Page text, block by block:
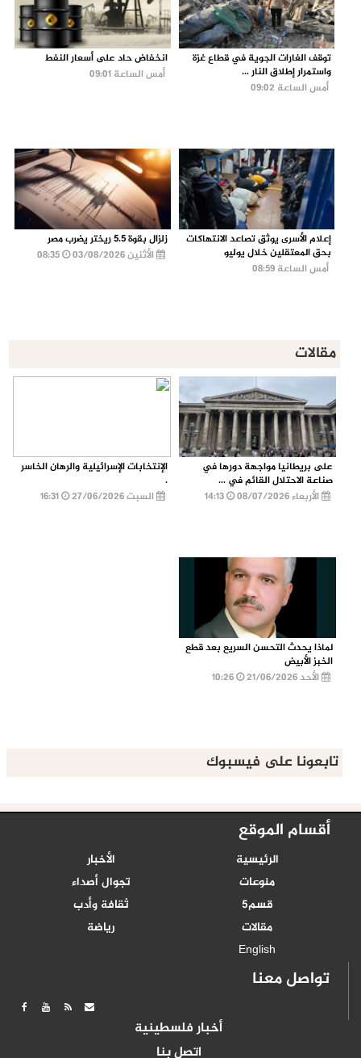
توقف الغارات الجوية في قطاع غزة
واستمرار إطلاق النار ...
أمس الساعة 09:02
انخفاض حاد على أسعار النفط
أمس الساعة 09:01
إعلام الأسرى يوثق تصاعد الانتهاكات
بحق المعتقلين خلال يوليو
أمس الساعة 08:59
زلزال بقوة 5.5 ريختر يضرب مصر
الأثنين 03/08/2026
08:35
مقالات
على بريطانيا مواجهة دورها في
صناعة الاحتلال القائم في ...
الأربعاء 08/07/2026
الإنتخابات الإسرائيلية والرهان الخاسر
.
السبت 27/06/2026
16:31
لماذا يحدث التحسن السريع بعد قطع
الخبز الأبيض
الأحد 21/06/2026
تابعونا على فيسبوك
أقسام الموقع
الرئيسية
الأخبار
منوعات
تجوال أصداء
قسم5
ثقافة وأدب
مقالات
رياضة
English
تواصل معنا
أخبار فلسطينية
اتصل بنا